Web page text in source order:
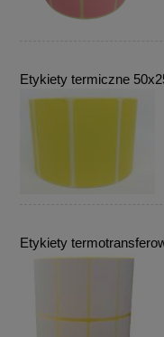
Etykiety termiczne
Etykiety